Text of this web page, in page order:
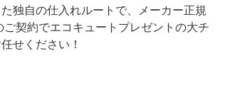
独自の仕入れルートで、メーカー正規
契約でエコキュートプレゼントの大チ
せください！